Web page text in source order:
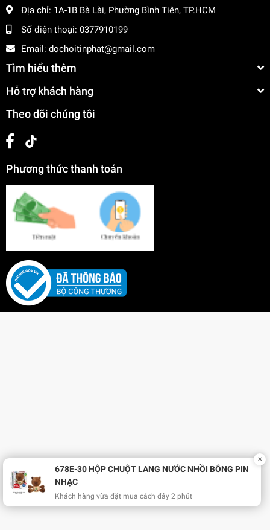
Địa chỉ: 1A-1B Bà Lài, Phường Bình Tiên, TP.HCM
Số điện thoại: 0377910199
Email: dochoitinphat@gmail.com
Tìm hiểu thêm
Hỗ trợ khách hàng
Theo dõi chúng tôi
Phương thức thanh toán
678E-30 HỘP CHUỘT LANG NƯỚC NHỒI BÔNG PIN
NHẠC
Khách hàng vừa đặt mua cách đây 2 phút
✕